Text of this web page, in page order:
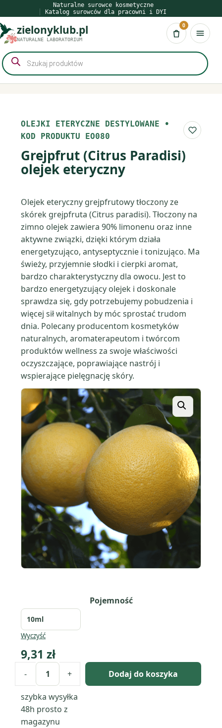
do
treści
Naturalne surowce kosmetyczne
Katalog surowców dla pracowni i DYI
zielonyklub.pl
NATURALNE LABORATORIUM Koszyk
0
Wyszukiwarka
produktów
OLEJKI ETERYCZNE DESTYLOWANE •
KOD PRODUKTU EO080
Do
Grejpfrut (Citrus Paradisi)
olejek eteryczny
Olejek eteryczny grejpfrutowy tłoczony ze
skórek grejpfruta (Citrus paradisi). Tłoczony na
zimno olejek zawiera 90% limonenu oraz inne
aktywne związki, dzięki którym działa
energetyzująco, antyseptycznie i tonizująco. Ma
świeży, przyjemnie słodki i cierpki aromat,
bardzo charakterystyczny dla owocu. Jest to
bardzo energetyzujący olejek i doskonale
sprawdza się, gdy potrzebujemy pobudzenia i
więcej sił witalnych by móc sprostać trudom
dnia. Polecany producentom kosmetyków
naturalnych, aromaterapeutom i twórcom
produktów wellness za swoje właściwości
oczyszczające, poprawiające nastrój i
wspierające pielęgnację skóry.
Pojemność
Wyczyść
9,31 zł
- + Dodaj do koszyka
szybka wysyłka
48h prosto z
magazynu